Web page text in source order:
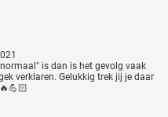
is dan is het gevolg vaak
verklaren. Gelukkig trek jij je daar